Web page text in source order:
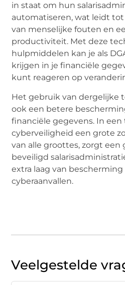
in staat om hun
automatiseren, wat leidt
van menselijke fouten en
productiviteit. Met deze
hulpmiddelen kan je als
krijgen in je financiële
kunt reageren op
Het gebruik van dergelijke
ook een betere
financiële gegevens. In een
cyberveiligheid een grote
van alle groottes, zorgt een
beveiligd
extra laag van
cyberaanvallen.
Veelgestelde